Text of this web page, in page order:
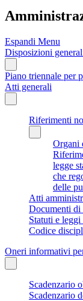
Espandi Menu
Disposizioni
Piano triennale per
Atti generali
Riferimenti
Organi
legge
che
delle
Atti
Documenti di
Statuti e
Codice
Oneri informativi
Scadenzario
Scadenzario